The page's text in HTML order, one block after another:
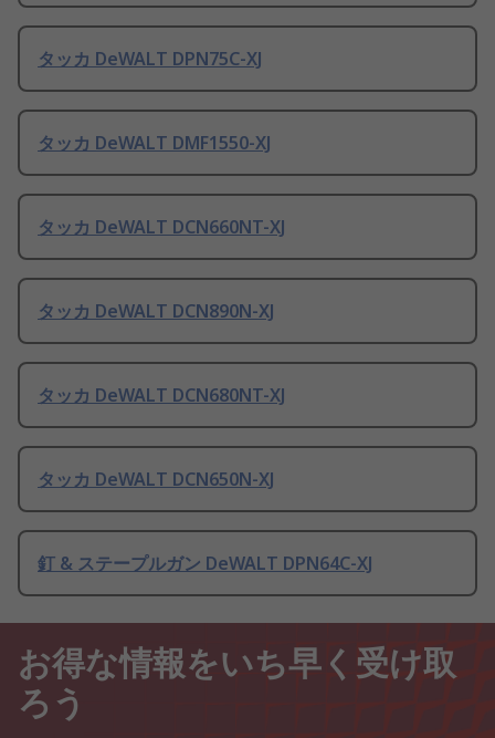
タッカ DeWALT DPN75C-XJ
タッカ DeWALT DMF1550-XJ
タッカ DeWALT DCN660NT-XJ
タッカ DeWALT DCN890N-XJ
タッカ DeWALT DCN680NT-XJ
タッカ DeWALT DCN650N-XJ
釘 & ステープルガン DeWALT DPN64C-XJ
お得な情報をいち早く受け取
ろう